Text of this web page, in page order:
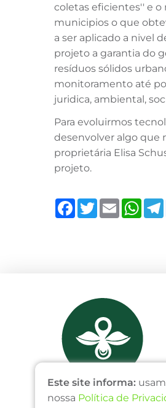
coletas eficientes'' e o
municipios o que
a ser aplicado a nivel
projeto a garantia do
resíduos sólidos
monitoramento até
juridica, ambiental,
Para evoluirmos
desenvolver algo que
proprietária Elisa
projeto.
FacebookTwitterEmail
Este site informa:
nossa Política de